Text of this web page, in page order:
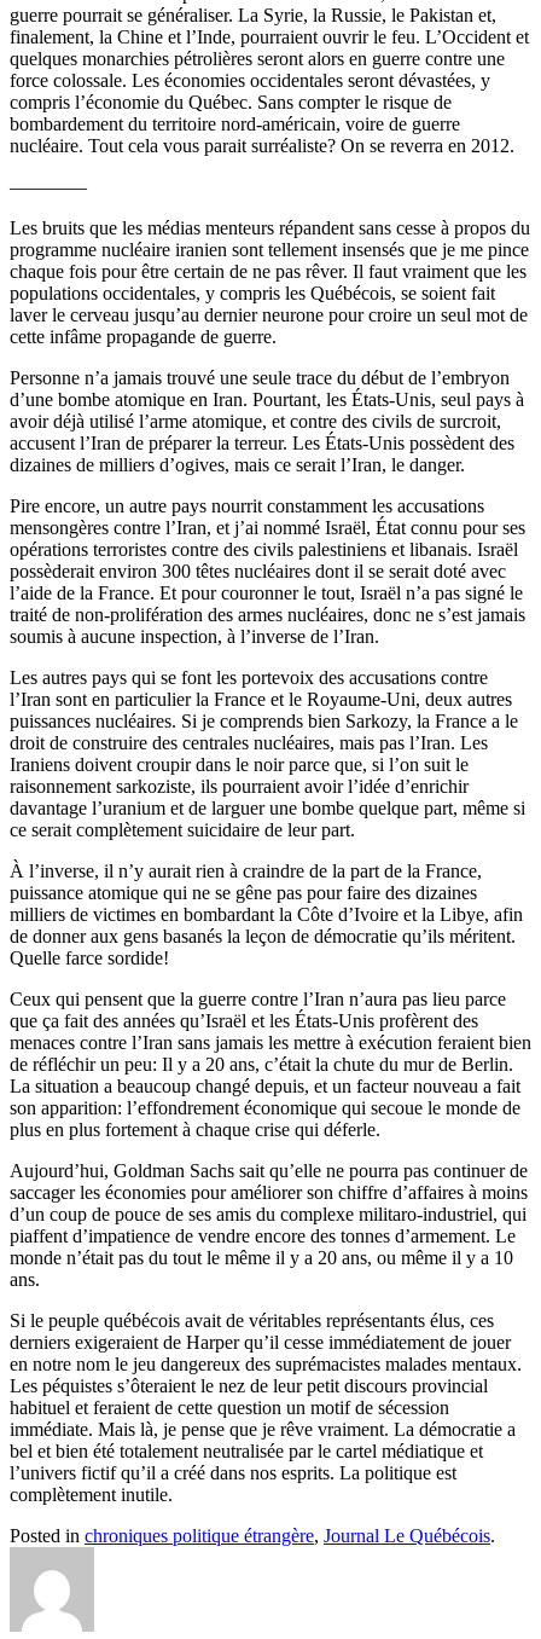
guerre pourrait se généraliser. La Syrie, la Russie, le Pakistan et,
finalement, la Chine et l’Inde, pourraient ouvrir le feu. L’Occident et
quelques monarchies pétrolières seront alors en guerre contre une
force colossale. Les économies occidentales seront dévastées, y
compris l’économie du Québec. Sans compter le risque de
bombardement du territoire nord-américain, voire de guerre
nucléaire. Tout cela vous parait surréaliste? On se reverra en 2012.
————
Les bruits que les médias menteurs répandent sans cesse à propos du
programme nucléaire iranien sont tellement insensés que je me pince
chaque fois pour être certain de ne pas rêver. Il faut vraiment que les
populations occidentales, y compris les Québécois, se soient fait
laver le cerveau jusqu’au dernier neurone pour croire un seul mot de
cette infâme propagande de guerre.
Personne n’a jamais trouvé une seule trace du début de l’embryon
d’une bombe atomique en Iran. Pourtant, les États-Unis, seul pays à
avoir déjà utilisé l’arme atomique, et contre des civils de surcroit,
accusent l’Iran de préparer la terreur. Les États-Unis possèdent des
dizaines de milliers d’ogives, mais ce serait l’Iran, le danger.
Pire encore, un autre pays nourrit constamment les accusations
mensongères contre l’Iran, et j’ai nommé Israël, État connu pour ses
opérations terroristes contre des civils palestiniens et libanais. Israël
possèderait environ 300 têtes nucléaires dont il se serait doté avec
l’aide de la France. Et pour couronner le tout, Israël n’a pas signé le
traité de non-prolifération des armes nucléaires, donc ne s’est jamais
soumis à aucune inspection, à l’inverse de l’Iran.
Les autres pays qui se font les portevoix des accusations contre
l’Iran sont en particulier la France et le Royaume-Uni, deux autres
puissances nucléaires. Si je comprends bien Sarkozy, la France a le
droit de construire des centrales nucléaires, mais pas l’Iran. Les
Iraniens doivent croupir dans le noir parce que, si l’on suit le
raisonnement sarkoziste, ils pourraient avoir l’idée d’enrichir
davantage l’uranium et de larguer une bombe quelque part, même si
ce serait complètement suicidaire de leur part.
À l’inverse, il n’y aurait rien à craindre de la part de la France,
puissance atomique qui ne se gêne pas pour faire des dizaines
milliers de victimes en bombardant la Côte d’Ivoire et la Libye, afin
de donner aux gens basanés la leçon de démocratie qu’ils méritent.
Quelle farce sordide!
Ceux qui pensent que la guerre contre l’Iran n’aura pas lieu parce
que ça fait des années qu’Israël et les États-Unis profèrent des
menaces contre l’Iran sans jamais les mettre à exécution feraient bien
de réfléchir un peu: Il y a 20 ans, c’était la chute du mur de Berlin.
La situation a beaucoup changé depuis, et un facteur nouveau a fait
son apparition: l’effondrement économique qui secoue le monde de
plus en plus fortement à chaque crise qui déferle.
Aujourd’hui, Goldman Sachs sait qu’elle ne pourra pas continuer de
saccager les économies pour améliorer son chiffre d’affaires à moins
d’un coup de pouce de ses amis du complexe militaro-industriel, qui
piaffent d’impatience de vendre encore des tonnes d’armement. Le
monde n’était pas du tout le même il y a 20 ans, ou même il y a 10
ans.
Si le peuple québécois avait de véritables représentants élus, ces
derniers exigeraient de Harper qu’il cesse immédiatement de jouer
en notre nom le jeu dangereux des suprémacistes malades mentaux.
Les péquistes s’ôteraient le nez de leur petit discours provincial
habituel et feraient de cette question un motif de sécession
immédiate. Mais là, je pense que je rêve vraiment. La démocratie a
bel et bien été totalement neutralisée par le cartel médiatique et
l’univers fictif qu’il a créé dans nos esprits. La politique est
complètement inutile.
Posted in chroniques politique étrangère, Journal Le Québécois.